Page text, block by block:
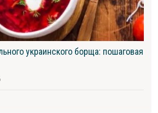
украинского борща: пошаговая